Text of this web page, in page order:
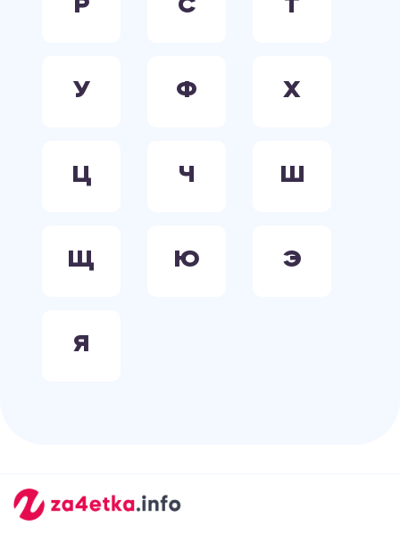
Р С Т
У Ф Х
Ц Ч Ш
Щ Ю Э
Я